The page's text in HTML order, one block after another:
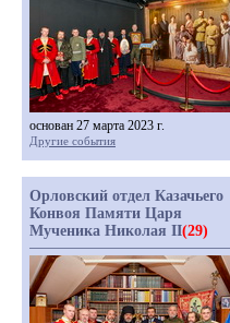
основан 27 марта 2023 г.
Другие события
Орловский отдел Казачьего
Конвоя Памяти Царя
Мученика Николая II(29)